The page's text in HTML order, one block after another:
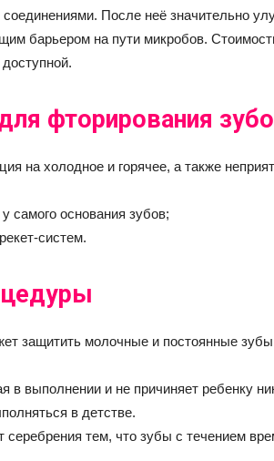
После неё значительно
барьером на пути микробов.
фторирования
на холодное и горячее, а также
самого основания зубов;
систем.
защитить молочные и постоянные
в выполнении и не причиняет ребенку
в детстве.
серебрения тем, что зубы с течением